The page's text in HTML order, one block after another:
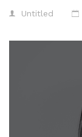
Untitled